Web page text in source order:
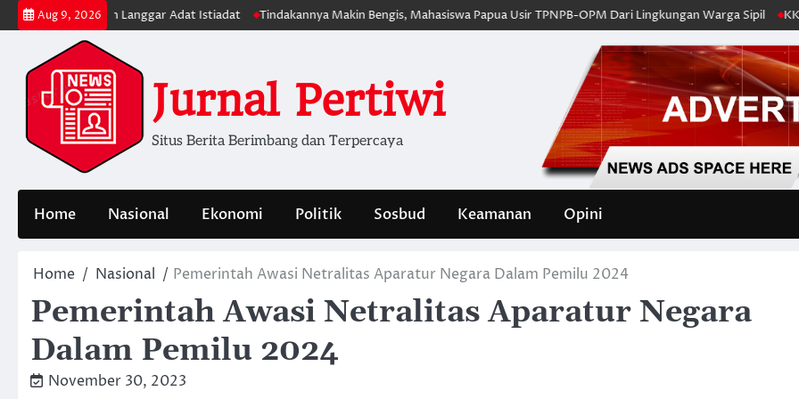
Skip
to
content
Aug 9, 2026
dan Langgar Adat Istiadat Tindakannya Makin Bengis, Mahasiswa Papua Usir TPNPB-OPM Dari Lingkungan Warga Sipil KKB OPM
Jurnal Pertiwi
Situs Berita Berimbang dan Terpercaya
Home Nasional Ekonomi Politik Sosbud Keamanan Opini
Home Nasional Pemerintah Awasi Netralitas Aparatur Negara Dalam Pemilu 2024
Pemerintah Awasi Netralitas Aparatur Negara
Dalam Pemilu 2024
November 30, 2023